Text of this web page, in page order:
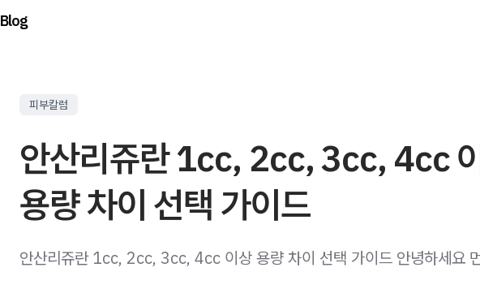
Blog
피부칼럼
안산리쥬란 1cc, 2cc, 3cc, 4cc
용량 차이 선택 가이드
안산리쥬란 1cc, 2cc, 3cc, 4cc 이상 용량 차이 선택 가이드 안녕하세요